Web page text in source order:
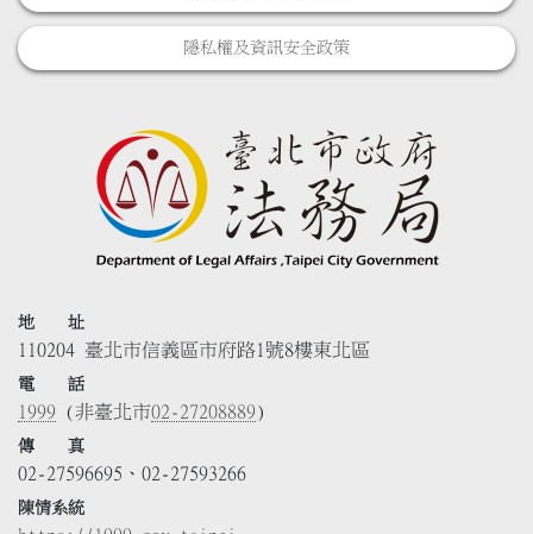
隱私權及資訊安全政策
地 址
110204 臺北市信義區市府路1號8樓東北區
電 話
1999 (非臺北市02-27208889)
傳 真
02-27596695、02-27593266
陳情系統